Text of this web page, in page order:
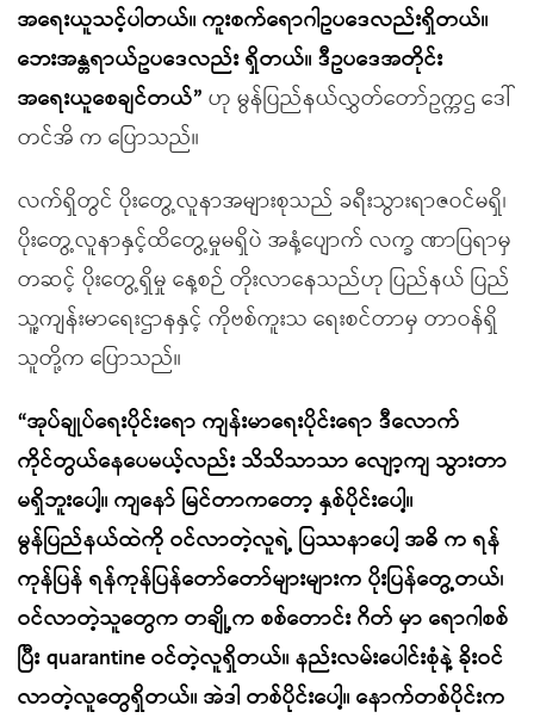
အရေးယူသင့်ပါတယ်။ ကူးစက်ရောဂါဥပဒေလည်းရှိတယ်။
ဘေးအန္တရာယ်ဥပဒေလည်း ရှိတယ်။ ဒီဥပဒေအတိုင်း
အရေးယူစေချင်တယ်” ဟု မွန်ပြည်နယ်လွှတ်တော်ဥက္ကဌ ဒေါ်
တင်အိ က ပြောသည်။
လက်ရှိတွင် ပိုးတွေ့လူနာအများစုသည် ခရီးသွားရာဇဝင်မရှိ၊
ပိုးတွေ့လူနာနှင့်ထိတွေ့မှုမရှိပဲ အနံ့ပျောက် လက္ခ ဏာပြရာမှ
တဆင့် ပိုးတွေ့ရှိမှု နေ့စဉ် တိုးလာနေသည်ဟု ပြည်နယ် ပြည်
သူ့ကျန်းမာရေးဌာနနှင့် ကိုဗစ်ကူးသ ရေးစင်တာမှ တာဝန်ရှိ
သူတို့က ပြောသည်။
“အုပ်ချုပ်ရေးပိုင်းရော ကျန်းမာရေးပိုင်းရော ဒီလောက်
ကိုင်တွယ်နေပေမယ့်လည်း သိသိသာသာ လျော့ကျ သွားတာ
မရှိဘူးပေါ့။ ကျနော် မြင်တာကတော့ နှစ်ပိုင်းပေါ့။
မွန်ပြည်နယ်ထဲကို ဝင်လာတဲ့လူရဲ့ ပြဿနာပေါ့ အဓိ က ရန်
ကုန်ပြန် ရန်ကုန်ပြန်တော်တော်များများက ပိုးပြန်တွေ့တယ်၊
ဝင်လာတဲ့သူတွေက တချို့က စစ်တောင်း ဂိတ် မှာ ရောဂါစစ်
ပြီး quarantine ဝင်တဲ့လူရှိတယ်။ နည်းလမ်းပေါင်းစုံနဲ့ ခိုးဝင်
လာတဲ့လူတွေရှိတယ်။ အဲဒါ တစ်ပိုင်းပေါ့။ နောက်တစ်ပိုင်းက